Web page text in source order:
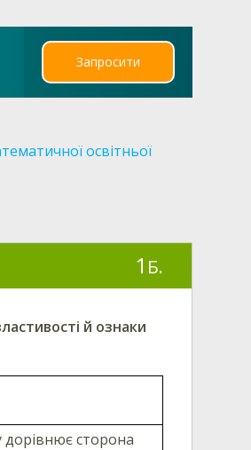
Запросити
освітньої
1 Б.
й ознаки
сторона